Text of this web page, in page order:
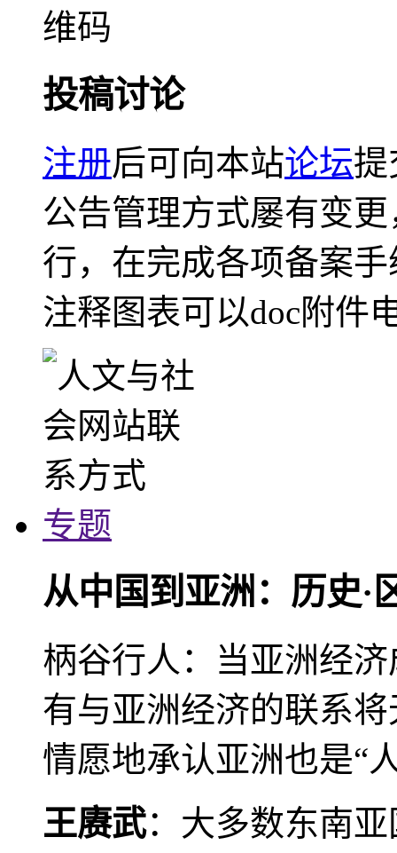
投稿讨论
注册后可向本站论坛提
公告管理方式屡有变
行，在完成各项备案
注释图表可以doc附件
专题
从中国到亚洲：历史·
柄谷行人：当亚洲经
有与亚洲经济的联系
情愿地承认亚洲也是“
王赓武：大多数东南